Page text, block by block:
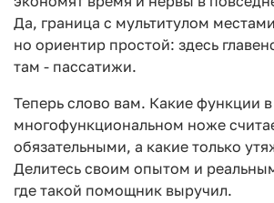
Да, граница с мультитулом
но ориентир простой: здесь
там - пассатижи.
Теперь слово вам. Какие функции в
многофункциональном ноже
обязательными, а какие только
Делитесь своим опытом и
где такой помощник выручил.